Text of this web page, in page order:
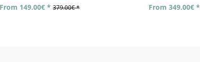
From 149.00€ * 379.00€ * From 349.00€ *